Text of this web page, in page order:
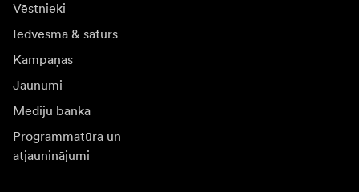
Vēstnieki
Iedvesma & saturs
Kampaņas
Jaunumi
Mediju banka
Programmatūra un
atjauninājumi